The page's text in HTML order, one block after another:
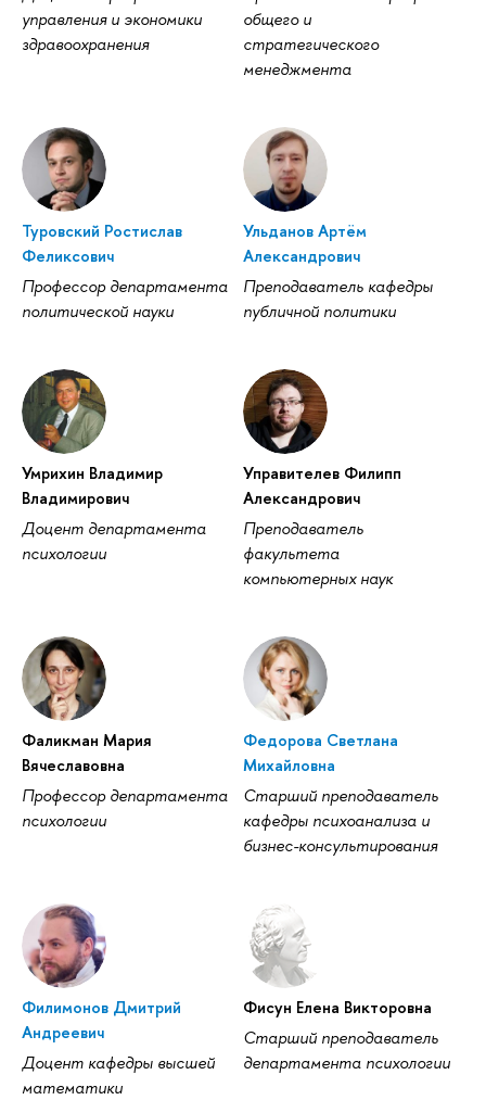
управления и экономики
здравоохранения
общего и
стратегического
менеджмента
Туровский Ростислав
Феликсович
Профессор департамента
политической науки
Ульданов Артём
Александрович
Преподаватель кафедры
публичной политики
Умрихин Владимир
Владимирович
Доцент департамента
психологии
Управителев Филипп
Александрович
Преподаватель
факультета
компьютерных наук
Фаликман Мария
Вячеславовна
Профессор департамента
психологии
Федорова Светлана
Михайловна
Старший преподаватель
кафедры психоанализа и
бизнес-консультирования
Филимонов Дмитрий
Андреевич
Доцент кафедры высшей
математики
Фисун Елена Викторовна
Старший преподаватель
департамента психологии